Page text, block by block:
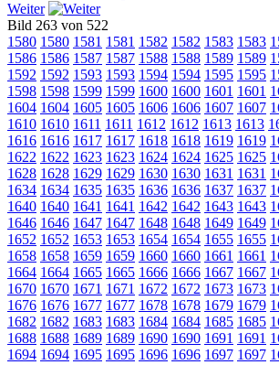
Weiter
Bild 263 von 522
1580 1580 1581 1581 1582 1582 1583 1583
1586 1586 1587 1587 1588 1588 1589 1589
1592 1592 1593 1593 1594 1594 1595 1595
1598 1598 1599 1599 1600 1600 1601 1601
1604 1604 1605 1605 1606 1606 1607 1607
1610 1610 1611 1611 1612 1612 1613 1613
1616 1616 1617 1617 1618 1618 1619 1619
1622 1622 1623 1623 1624 1624 1625 1625
1628 1628 1629 1629 1630 1630 1631 1631
1634 1634 1635 1635 1636 1636 1637 1637
1640 1640 1641 1641 1642 1642 1643 1643
1646 1646 1647 1647 1648 1648 1649 1649
1652 1652 1653 1653 1654 1654 1655 1655
1658 1658 1659 1659 1660 1660 1661 1661
1664 1664 1665 1665 1666 1666 1667 1667
1670 1670 1671 1671 1672 1672 1673 1673
1676 1676 1677 1677 1678 1678 1679 1679
1682 1682 1683 1683 1684 1684 1685 1685
1688 1688 1689 1689 1690 1690 1691 1691
1694 1694 1695 1695 1696 1696 1697 1697